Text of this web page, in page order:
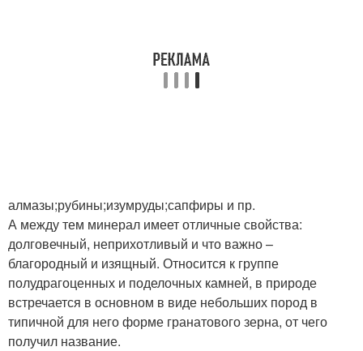
алмазы;рубины;изумруды;сапфиры и пр.
А между тем минерал имеет отличные свойства:
долговечный, неприхотливый и что важно –
благородный и изящный. Относится к группе
полудрагоценных и поделочных камней, в природе
встречается в основном в виде небольших пород в
типичной для него форме гранатового зерна, от чего
получил название.